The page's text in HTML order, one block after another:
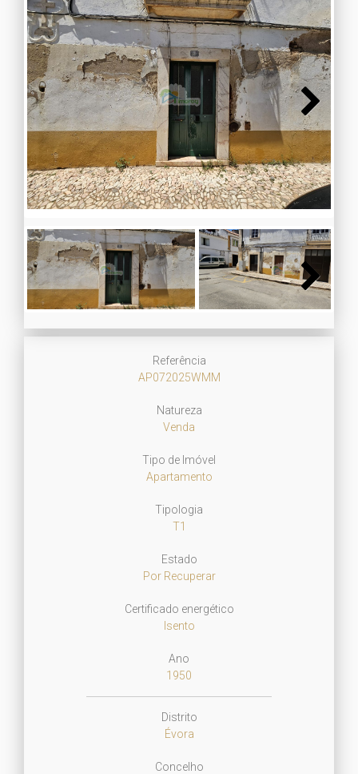
Next
Next
Referência
AP072025WMM
Natureza
Venda
Tipo de Imóvel
Apartamento
Tipologia
T1
Estado
Por Recuperar
Certificado energético
Isento
Ano
1950
Distrito
Évora
Concelho